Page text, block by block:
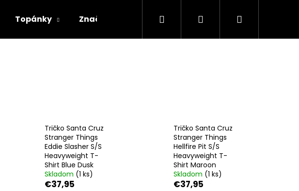
Topánky Značky Hľadať PrihlásenieNákupný
Tričko Santa Cruz
Stranger Things
Eddie Slasher S/S
Heavyweight T-
Shirt Blue Dusk
Skladom (1 ks)
€37,95
Tričko Santa Cruz
Stranger Things
Hellfire Pit S/S
Heavyweight T-
Shirt Maroon
Skladom (1 ks)
€37,95